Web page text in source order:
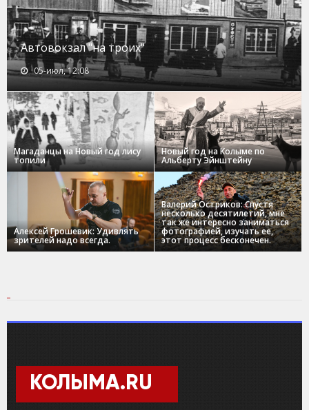
Автовокзал "на троих"
05-июл, 12:08
Магаданцы на Новый год лису
топили
Новый год на Колыме по
Альберту Эйнштейну
Алексей Грошевик: Удивлять
зрителей надо всегда.
Валерий Остриков: Спустя
несколько десятилетий, мне
так же интересно заниматься
фотографией, изучать ее,
этот процесс бесконечен.
КОЛЫМА.RU